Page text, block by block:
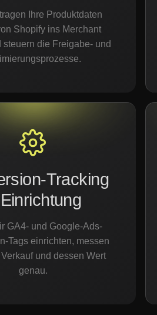
Ihre Produktdaten
Shopify ins Merchant
steuern die Freigabe- und
Tracking
GA4- und Google-Ads-
Tags einrichten, messen
und dessen Wert
genau.